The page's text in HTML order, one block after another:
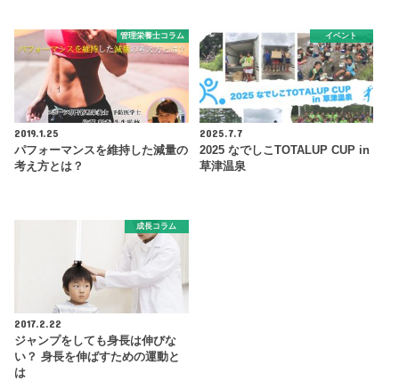
管理栄養士コラム
2019.1.25
パフォーマンスを維持した減量の
考え方とは？
イベント
2025.7.7
2025 なでしこTOTALUP CUP in
草津温泉
成長コラム
2017.2.22
ジャンプをしても身長は伸びな
い？ 身長を伸ばすための運動と
は